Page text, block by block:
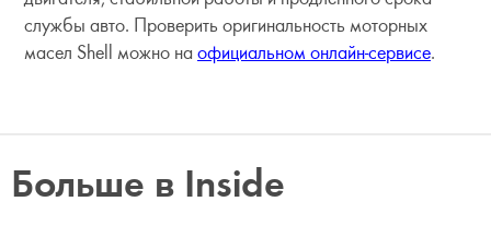
службы авто. Проверить оригинальность моторных
масел Shell можно на официальном онлайн-сервисе.
Больше в Inside